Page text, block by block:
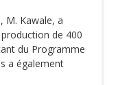
M. Kawale, a
de 400
du Programme
a également